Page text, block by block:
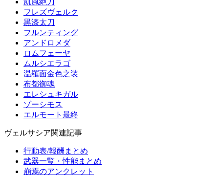
凱風絶刀
フレズヴェルク
黒漆太刀
フルンティング
アンドロメダ
ロムフェーヤ
ムルシエラゴ
温羅面金色之装
布都御魂
エレシュキガル
ゾーシモス
エルモート最終
ヴェルサシア関連記事
行動表/報酬まとめ
武器一覧・性能まとめ
崩焉のアンクレット